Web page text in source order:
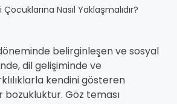
Nasıl Yaklaşmalıdır?
belirginleşen ve sosyal
dil gelişiminde ve
kendini gösteren
bozukluktur. Göz teması